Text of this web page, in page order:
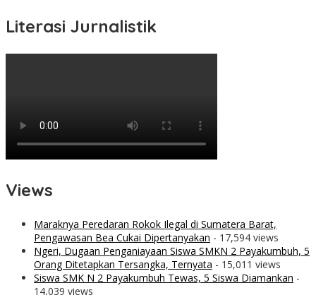
Literasi Jurnalistik
Views
Maraknya Peredaran Rokok Ilegal di Sumatera Barat,
Pengawasan Bea Cukai Dipertanyakan - 17,594 views
Ngeri, Dugaan Penganiayaan Siswa SMKN 2 Payakumbuh, 5
Orang Ditetapkan Tersangka, Ternyata - 15,011 views
Siswa SMK N 2 Payakumbuh Tewas, 5 Siswa Diamankan -
14,039 views